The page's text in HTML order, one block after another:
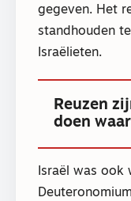
gegeven. Het
standhouden
Israëlieten.
Reuzen
doen
Israël was ook